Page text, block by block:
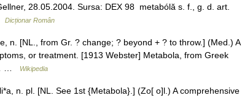
28.05.2004. Sursa: DEX 98 metabólă s. f., g. d. art.
Dicționar Român
n. [NL., from Gr. ? change; ? beyond + ? to throw.] (Med.) A
or treatment. [1913 Webster] Metabola, from Greek
…
Wikipedia
n. pl. [NL. See 1st {Metabola}.] (Zo[ o]l.) A comprehensive